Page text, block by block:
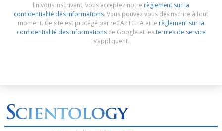
En vous inscrivant, vous acceptez notre règlement sur la
confidentialité des informations. Vous pouvez vous désinscrire à tout
moment. Ce site est protégé par reCAPTCHA et le règlement sur la
confidentialité des informationsde Google et lestermes de service
s’appliquent.